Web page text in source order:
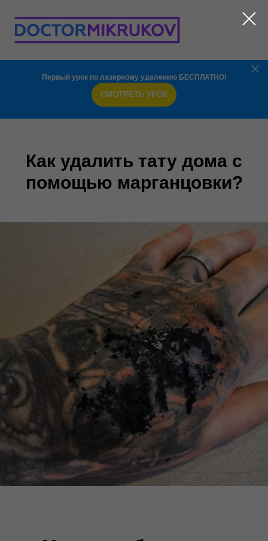
Первый урок по лазерному удалению БЕСПЛАТНО!
СМОТРЕТЬ УРОК
Как удалить тату дома с
помощью марганцовки?